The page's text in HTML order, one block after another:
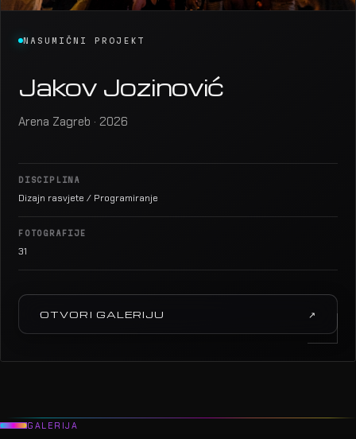
NASUMIČNI PROJEKT
Jakov Jozinović
Arena Zagreb · 2026
DISCIPLINA
Dizajn rasvjete / Programiranje
FOTOGRAFIJE
31
OTVORI GALERIJU ↗
GALERIJA